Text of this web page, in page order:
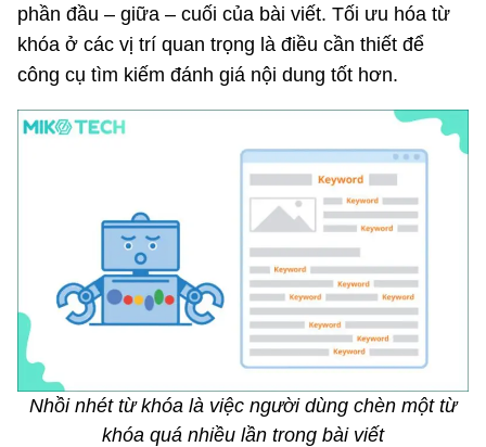
phần đầu – giữa – cuối của bài viết. Tối ưu hóa từ
khóa ở các vị trí quan trọng là điều cần thiết để
công cụ tìm kiếm đánh giá nội dung tốt hơn.
Nhồi nhét từ khóa là việc người dùng chèn một từ
khóa quá nhiều lần trong bài viết